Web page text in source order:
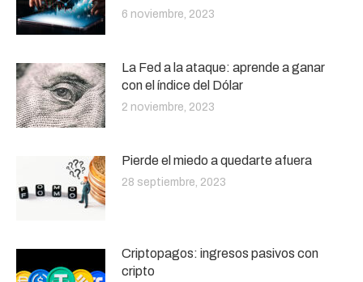
6 noviembre, 2023
La Fed a la ataque: aprende a ganar
con el índice del Dólar
2 noviembre, 2023
Pierde el miedo a quedarte afuera
28 septiembre, 2023
Criptopagos: ingresos pasivos con
cripto